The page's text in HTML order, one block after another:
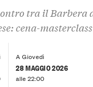
tra il Barbera
cena-masterclass
A Giovedì
28 MAGGIO 2026
alle 22:00